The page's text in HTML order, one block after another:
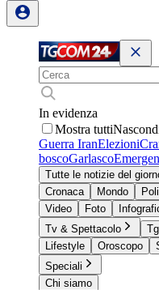
In evidenza
Mostra tutti
Guerra IranElezioni
boscoGarlasco
Tutte le notizie del
Cronaca
Mondo
Video
Foto
Tv & Spettacolo
Lifestyle
Oroscopo
Speciali
Chi siamo